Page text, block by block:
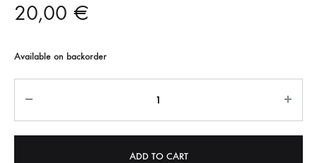
20,00 €
Available on backorder
ADD TO CART